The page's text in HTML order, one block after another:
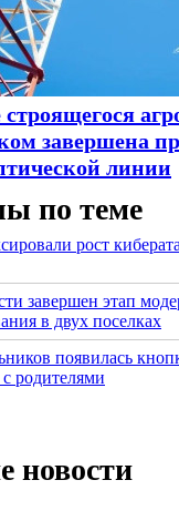
завершена
линии
по теме
рост
завершен этап
в двух поселках
появилась
родителями
новости